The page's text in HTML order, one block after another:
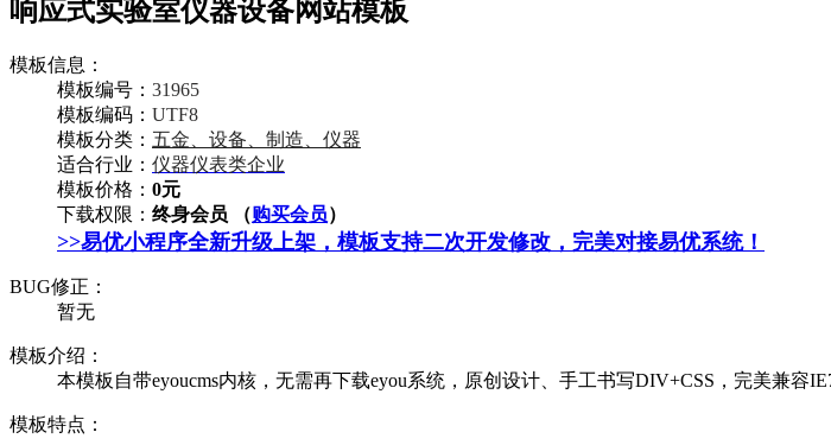
响应式实验室仪器设备网站模板
模板信息：
模板编号： 31965
模板编码： UTF8
模板分类： 五金、设备、制造、仪器
适合行业： 仪器仪表类企业
模板价格： 0元
下载权限： 终身会员 （购买会员）
>>易优小程序全新升级上架，模板支持二次开发修改，完美对接易优系统！
BUG修正：
暂无
模板介绍：
本模板自带eyoucms内核，无需再下载eyou系统，原创设计、手工书写DIV+CSS，完美兼容
模板特点：